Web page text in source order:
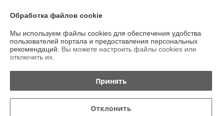
Информация для покупателя
Юридическое лицо:Общество с ограниченной ответственностью
“Трейдхаб”
РБ, 223056, г.Минская обл., Минский р-н, аг.Сеница, Сеницкий с/с,
д.11А, пом.4
Регистрационный орган: Минский райисполком
Обработка файлов cookie
Мы используем файлы cookies для обеспечения удобства
пользователей портала и предоставления персональных
рекомендаций. Вы можете настроить файлы cookies или
отключить их.
Принять
Отклонить